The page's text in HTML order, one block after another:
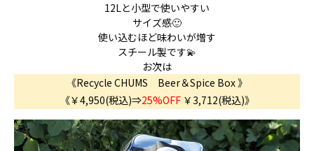
12Lと小型で使いやすい
サイズ感🙂
使い込むほど味わいが増す
スチール製です💫
お次は
《Recycle CHUMS Beer＆Spice Box 》
《￥4,950(税込)⇒25%OFF￥3,712(税込)》